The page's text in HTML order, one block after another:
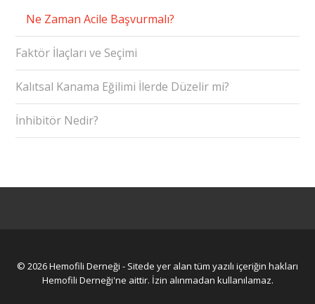
Ne Zaman Acile Başvurmalı?
Faktör İlaçları ve Seçimi
Kalıtsal Kanama Eğilimi İlerde Düzelir mi?
İnhibitör Nedir?
© 2026 Hemofili Derneği - Sitede yer alan tüm yazılı içeriğin hakları
Hemofili Derneği'ne aittir. İzin alınmadan kullanılamaz.